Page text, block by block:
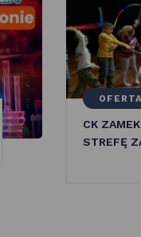
CK
STREFĘ